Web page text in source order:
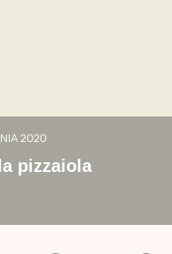
2020
pizzaiola